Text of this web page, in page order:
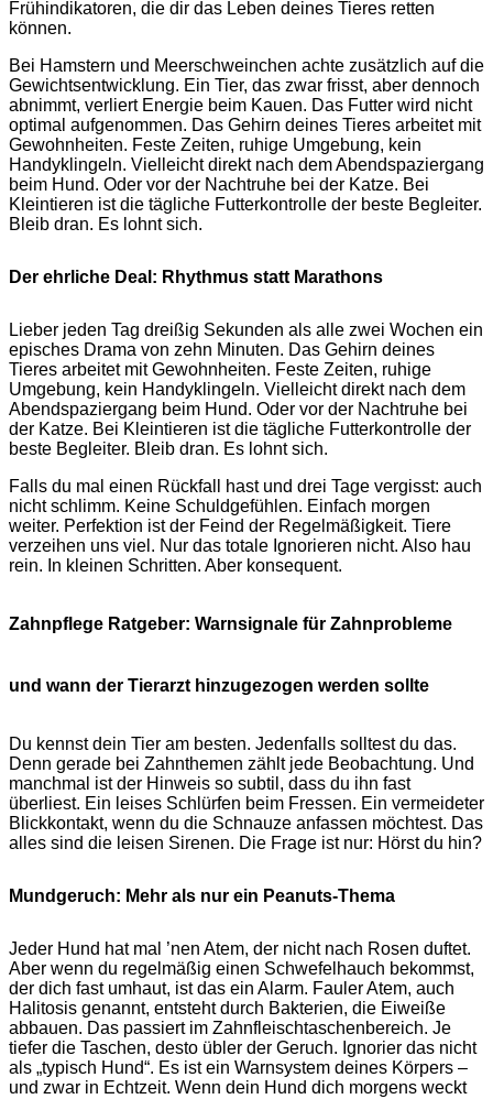
Frühindikatoren, die dir das Leben deines Tieres retten
können.
Bei Hamstern und Meerschweinchen achte zusätzlich auf die
Gewichtsentwicklung. Ein Tier, das zwar frisst, aber dennoch
abnimmt, verliert Energie beim Kauen. Das Futter wird nicht
optimal aufgenommen. Das Gehirn deines Tieres arbeitet mit
Gewohnheiten. Feste Zeiten, ruhige Umgebung, kein
Handyklingeln. Vielleicht direkt nach dem Abendspaziergang
beim Hund. Oder vor der Nachtruhe bei der Katze. Bei
Kleintieren ist die tägliche Futterkontrolle der beste Begleiter.
Bleib dran. Es lohnt sich.
Der ehrliche Deal: Rhythmus statt Marathons
Lieber jeden Tag dreißig Sekunden als alle zwei Wochen ein
episches Drama von zehn Minuten. Das Gehirn deines
Tieres arbeitet mit Gewohnheiten. Feste Zeiten, ruhige
Umgebung, kein Handyklingeln. Vielleicht direkt nach dem
Abendspaziergang beim Hund. Oder vor der Nachtruhe bei
der Katze. Bei Kleintieren ist die tägliche Futterkontrolle der
beste Begleiter. Bleib dran. Es lohnt sich.
Falls du mal einen Rückfall hast und drei Tage vergisst: auch
nicht schlimm. Keine Schuldgefühlen. Einfach morgen
weiter. Perfektion ist der Feind der Regelmäßigkeit. Tiere
verzeihen uns viel. Nur das totale Ignorieren nicht. Also hau
rein. In kleinen Schritten. Aber konsequent.
Zahnpflege Ratgeber: Warnsignale für Zahnprobleme
und wann der Tierarzt hinzugezogen werden sollte
Du kennst dein Tier am besten. Jedenfalls solltest du das.
Denn gerade bei Zahnthemen zählt jede Beobachtung. Und
manchmal ist der Hinweis so subtil, dass du ihn fast
überliest. Ein leises Schlürfen beim Fressen. Ein vermeideter
Blickkontakt, wenn du die Schnauze anfassen möchtest. Das
alles sind die leisen Sirenen. Die Frage ist nur: Hörst du hin?
Mundgeruch: Mehr als nur ein Peanuts-Thema
Jeder Hund hat mal ’nen Atem, der nicht nach Rosen duftet.
Aber wenn du regelmäßig einen Schwefelhauch bekommst,
der dich fast umhaut, ist das ein Alarm. Fauler Atem, auch
Halitosis genannt, entsteht durch Bakterien, die Eiweiße
abbauen. Das passiert im Zahnfleischtaschenbereich. Je
tiefer die Taschen, desto übler der Geruch. Ignorier das nicht
als „typisch Hund“. Es ist ein Warnsystem deines Körpers –
und zwar in Echtzeit. Wenn dein Hund dich morgens weckt